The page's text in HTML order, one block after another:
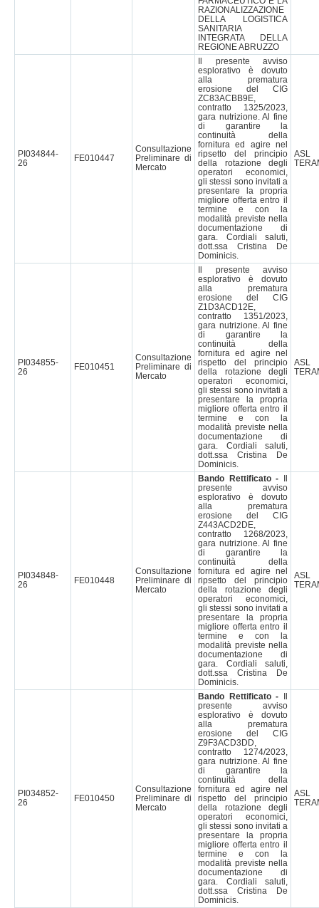
RAZIONALIZZAZIONE
DELLA LOGISTICA
SANITARIA
INTEGRATA DELLA
REGIONE ABRUZZO
PI034844-
26
FE010447
Consultazione
Preliminare di
Mercato
Il presente avviso
esplorativo è dovuto
alla prematura
erosione del CIG
ZC83ACBB9E,
contratto 1325/2023,
gara nutrizione. Al fine
di garantire la
continuità della
fornitura ed agire nel
ripsetto del principio
della rotazione degli
operatori economici,
gli stessi sono invitati a
presentare la propria
migliore offerta entro il
termine e con la
modalità previste nella
documentazione di
gara. Cordiali saluti,
dott.ssa Cristina De
Dominicis.
PI034855-
26
FE010451
Consultazione
Preliminare di
Mercato
Il presente avviso
esplorativo è dovuto
alla prematura
erosione del CIG
Z1D3ACD12E,
contratto 1351/2023,
gara nutrizione. Al fine
di garantire la
continuità della
fornitura ed agire nel
rispetto del principio
della rotazione degli
operatori economici,
gli stessi sono invitati a
presentare la propria
migliore offerta entro il
termine e con la
modalità previste nella
documentazione di
gara. Cordiali saluti,
dott.ssa Cristina De
Dominicis.
PI034848-
26
FE010448
Consultazione
Preliminare di
Mercato
Bando Rettificato - Il
presente avviso
esplorativo è dovuto
alla prematura
erosione del CIG
Z443ACD2DE,
contratto 1268/2023,
gara nutrizione. Al fine
di garantire la
continuità della
fornitura ed agire nel
ripsetto del principio
della rotazione degli
operatori economici,
gli stessi sono invitati a
presentare la propria
migliore offerta entro il
termine e con la
modalità previste nella
documentazione di
gara. Cordiali saluti,
dott.ssa Cristina De
Dominicis.
PI034852-
26
FE010450
Consultazione
Preliminare di
Mercato
Bando Rettificato - Il
presente avviso
esplorativo è dovuto
alla prematura
erosione del CIG
Z9F3ACD3DD,
contratto 1274/2023,
gara nutrizione. Al fine
di garantire la
continuità della
fornitura ed agire nel
rispetto del principio
della rotazione degli
operatori economici,
gli stessi sono invitati a
presentare la propria
migliore offerta entro il
termine e con la
modalità previste nella
documentazione di
gara. Cordiali saluti,
dott.ssa Cristina De
Dominicis.